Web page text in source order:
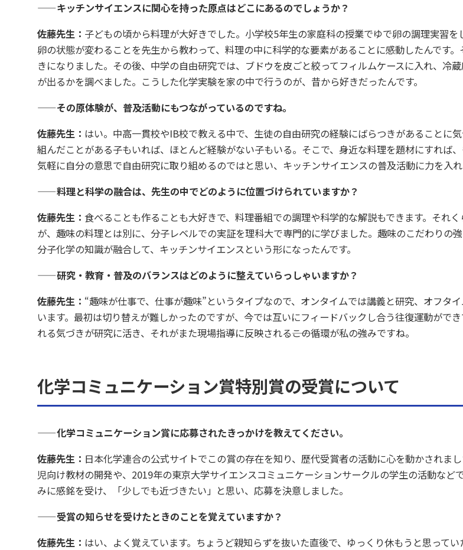
——キッチンサイエンスに関心を持った原点はどこにあるのでしょうか？
佐藤先生： 子どもの頃から料理が大好きでした。小学校5年生の家庭科の授業でゆで卵の調理実習を
卵の状態が変わることを先生から教わって、料理の中に科学的な要素があることに感動したんです
きになりました。その後、中学の自由研究では、ブドウを皮ごと絞ってフィルムケースに入れ、冷
が出るかを調べました。こうした化学実験を家の中で行うのが、昔から好きだったんです。
——その原体験が、普及活動にもつながっているのですね。
佐藤先生： はい。中高一貫校やIB校で教える中で、生徒の自由研究の経験にばらつきがあることに
組んだことがある子もいれば、ほとんど経験がない子もいる。そこで、身近な料理を題材にすれば
気軽に自分の意思で自由研究に取り組めるのではと思い、キッチンサイエンスの普及活動に力を入れ
——料理と科学の融合は、先生の中でどのように位置づけられていますか？
佐藤先生： 食べることも作ることも大好きで、料理番組での調理や科学的な解説もできます。それ
が、趣味の料理とは別に、分子レベルでの実証を理科大で専門的に学びました。趣味のこだわりの
分子化学の知識が融合して、キッチンサイエンスという形になったんです。
——研究・教育・普及のバランスはどのように整えていらっしゃいますか？
佐藤先生： “趣味が仕事で、仕事が趣味”というタイプなので、オンタイムでは講義と研究、オフタ
います。最初は切り替えが難しかったのですが、今では互いにフィードバックし合う往復運動がで
れる気づきが研究に活き、それがまた現場指導に反映される――この循環が私の強みですね。
化学コミュニケーション賞特別賞の受賞について
——化学コミュニケーション賞に応募されたきっかけを教えてください。
佐藤先生： 日本化学連合の公式サイトでこの賞の存在を知り、歴代受賞者の活動に心を動かされま
児向け教材の開発や、2019年の東京大学サイエンスコミュニケーションサークルの学生の活動など
みに感銘を受け、「少しでも近づきたい」と思い、応募を決意しました。
——受賞の知らせを受けたときのことを覚えていますか？
佐藤先生： はい、よく覚えています。ちょうど親知らずを抜いた直後で、ゆっくり休もうと思って